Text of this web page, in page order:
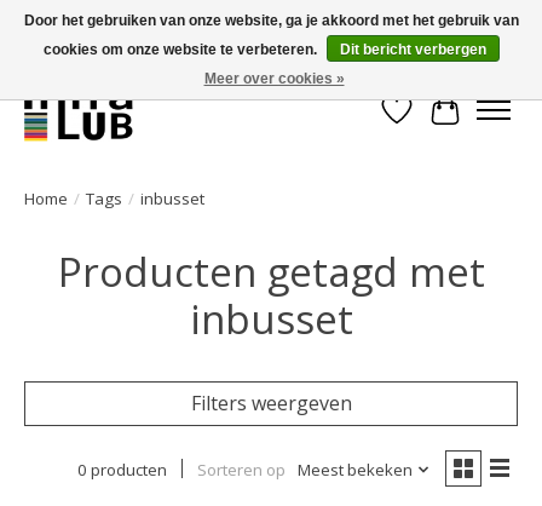
Minder stilstand, meer rendement!
Verlanglijst
Home / Tags / inbusset
Producten getagd met
inbusset
Filters weergeven
0 producten Sorteren op Meest bekeken
Door het gebruiken van onze website, ga je akkoord met het gebruik van
cookies om onze website te verbeteren.
Dit bericht verbergen
Meer over cookies »